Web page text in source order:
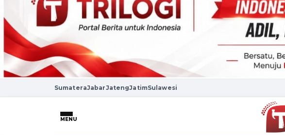
SumateraJabarJatengJatimSulawesi
MENU